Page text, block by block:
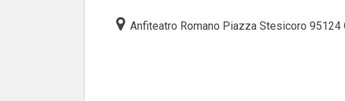
Anfiteatro Romano Piazza Stesicoro 95124